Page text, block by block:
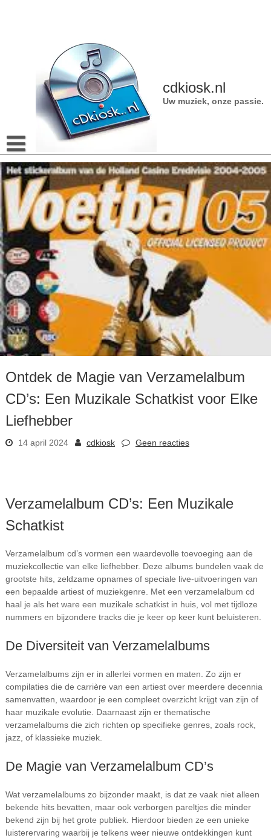
cdkiosk.nl
Uw muziek, onze passie.
Ontdek de Magie van Verzamelalbum
CD’s: Een Muzikale Schatkist voor Elke
Liefhebber
14 april 2024 cdkiosk Geen reacties
Verzamelalbum CD’s: Een Muzikale
Schatkist
Verzamelalbum cd’s vormen een waardevolle toevoeging aan de
muziekcollectie van elke liefhebber. Deze albums bundelen vaak de
grootste hits, zeldzame opnames of speciale live-uitvoeringen van
een bepaalde artiest of muziekgenre. Met een verzamelalbum cd
haal je als het ware een muzikale schatkist in huis, vol met tijdloze
nummers en bijzondere tracks die je keer op keer kunt beluisteren.
De Diversiteit van Verzamelalbums
Verzamelalbums zijn er in allerlei vormen en maten. Zo zijn er
compilaties die de carrière van een artiest over meerdere decennia
samenvatten, waardoor je een compleet overzicht krijgt van zijn of
haar muzikale evolutie. Daarnaast zijn er thematische
verzamelalbums die zich richten op specifieke genres, zoals rock,
jazz, of klassieke muziek.
De Magie van Verzamelalbum CD’s
Wat verzamelalbums zo bijzonder maakt, is dat ze vaak niet alleen
bekende hits bevatten, maar ook verborgen pareltjes die minder
bekend zijn bij het grote publiek. Hierdoor bieden ze een unieke
luisterervaring waarbij je telkens weer nieuwe ontdekkingen kunt